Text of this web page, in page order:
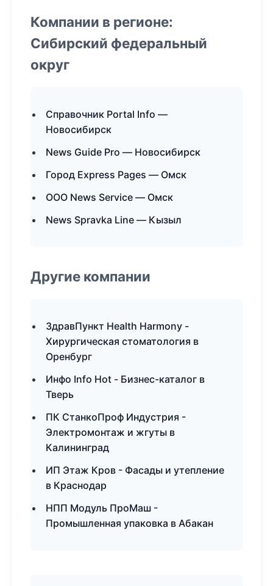
Компании в регионе:
Сибирский федеральный
округ
Справочник Portal Info —
Новосибирск
News Guide Pro — Новосибирск
Город Express Pages — Омск
ООО News Service — Омск
News Spravka Line — Кызыл
Другие компании
ЗдравПункт Health Harmony -
Хирургическая стоматология в
Оренбург
Инфо Info Hot - Бизнес-каталог в
Тверь
ПК СтанкоПроф Индустрия -
Электромонтаж и жгуты в
Калининград
ИП Этаж Кров - Фасады и утепление
в Краснодар
НПП Модуль ПроМаш -
Промышленная упаковка в Абакан